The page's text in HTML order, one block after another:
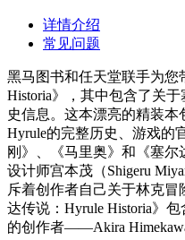
详情介绍
常见问题
黑马图书和任天堂联手为您
Historia》，其中包含了关
史信息。这本漂亮的精装本
Hyrule的完整历史、游戏的
刚》、《马里奥》和《塞
设计师宫本茂（Shigeru
斥着创作者自己关于林克
达传说：Hyrule Historia》
的创作者——Akira